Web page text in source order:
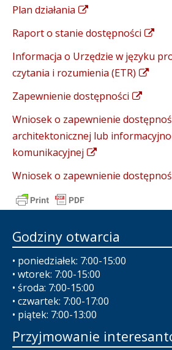
Plan działania
Raport o stanie dostępności
Informacja o Urzędzie w języku
czytania i rozumienia (ETR)
Zapewnienie dostępności
Wniosek o zapewnienie
architektonicznej lub
komunikacyjnej
Wniosek o zapewnienie
Godziny otwarcia
• poniedziałek: 7:00-15:00
• wtorek: 7:00-15:00
• środa: 7:00-15:00
• czwartek: 7:00-17:00
• piątek: 7:00-13:00
Przyjmowanie